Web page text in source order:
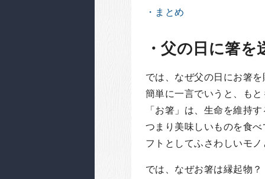
・まとめ
・父の日に箸を
では、なぜ父の日にお箸
簡単に一言でいうと、も
「お箸」は、生命を維持
つまり美味しいものを食
フトとしてふさわしいモ
では、なぜお箸は縁起物